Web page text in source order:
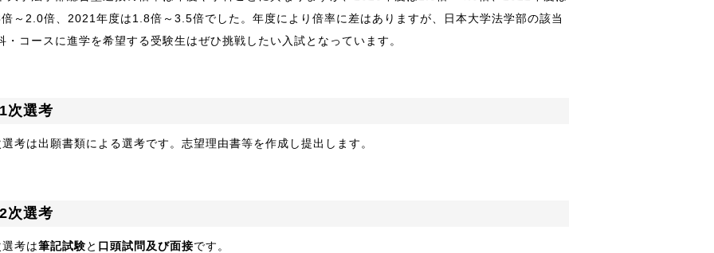
～2.0倍、2021年度は1.8倍～3.5倍でした。年度により倍率に差はありますが、日本大学法学部の該当
・コースに進学を希望する受験生はぜひ挑戦したい入試となっています。
1次選考
選考は出願書類による選考です。志望理由書等を作成し提出します。
2次選考
考は筆記試験と 口頭試問及び面接です。